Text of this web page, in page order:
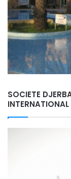
SOCIETE
INTERNATIONAL